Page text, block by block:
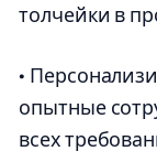
толчейки в
•
опытные
всех